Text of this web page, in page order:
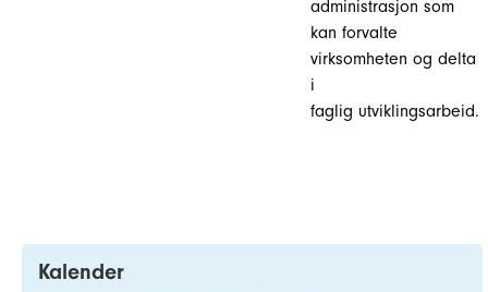
administrasjon som
kan forvalte
virksomheten og delta
i
faglig utviklingsarbeid.
Kalender